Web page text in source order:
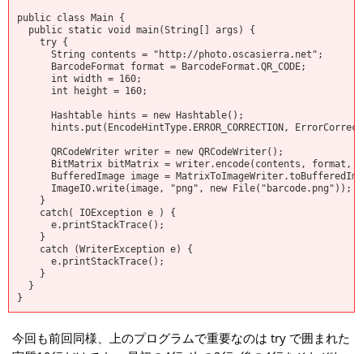
public class Main {
public static void main(String[] args) {
try {
String contents = "http://photo.oscasierra.net";
BarcodeFormat format = BarcodeFormat.QR_CODE;
int width = 160;
int height = 160;
Hashtable hints = new Hashtable();
hints.put(EncodeHintType.ERROR_CORRECTION,
QRCodeWriter writer = new QRCodeWriter();
BitMatrix bitMatrix = writer.encode(contents, format,
BufferedImage image =
ImageIO.write(image, "png", new File("barcode.png"));
}
catch( IOException e ) {
e.printStackTrace();
}
catch (WriterException e) {
e.printStackTrace();
}
}
}
今回も前回同様、上のプログラムで重要なのは try で囲まれた